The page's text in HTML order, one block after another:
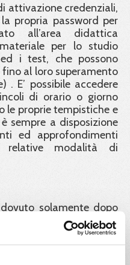
attivazione credenziali,
propria password per
all’area didattica
per lo studio
i test, che possono
al loro superamento
. E’ possibile accedere
di orario o giorno
le proprie tempistiche e
sempre a disposizione
ed approfondimenti
modalità di
solamente dopo
finale e avere fatto
si effettua
bancarie che ti